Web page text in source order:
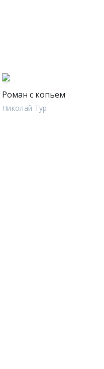
Роман с копьем
Николай Тур